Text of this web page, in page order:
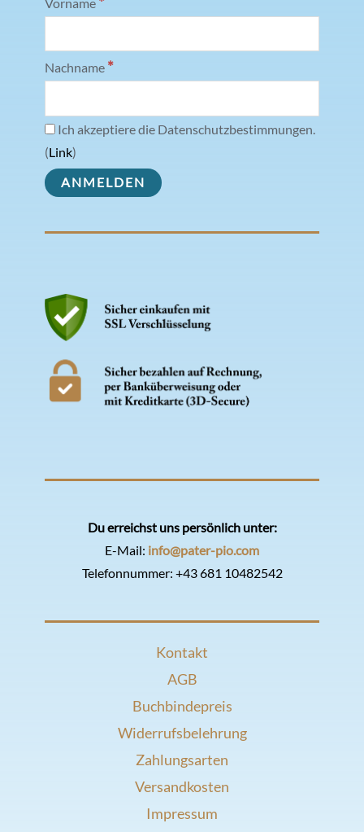
Vorname
Nachname *
Ich akzeptiere die Datenschutzbestimmungen.
(Link)
Du erreichst uns persönlich unter:
E-Mail: info@pater-pio.com
Telefonnummer: +43 681 10482542
Kontakt
AGB
Buchbindepreis
Widerrufsbelehrung
Zahlungsarten
Versandkosten
Impressum